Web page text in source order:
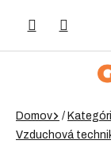
Domov /
Vzduchová